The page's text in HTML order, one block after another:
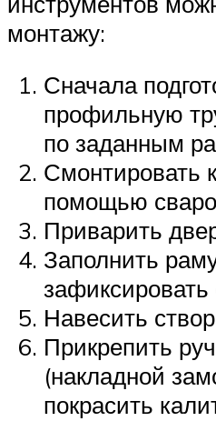
монтажу:
Сначала
профильную
по заданным
Смонтировать
помощью
Приварить
Заполнить
зафиксировать
Навесить
Прикрепить
(накладной
покрасить